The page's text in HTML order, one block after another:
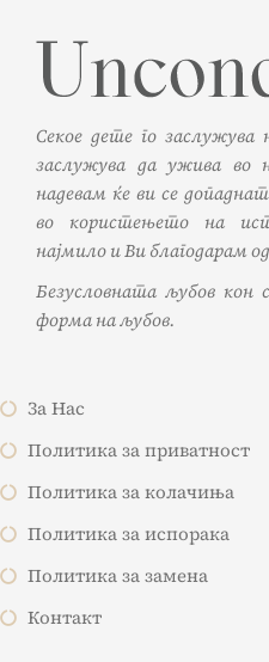
Секое дете го заслужува
заслужува да ужива во
надевам ќе ви се
во користењето на
најмило и Ви благодарам
Безусловната љубов кон
форма на љубов.
За Нас
Политика за приватност
Политика за колачиња
Политика за испорака
Политика за замена
Контакт